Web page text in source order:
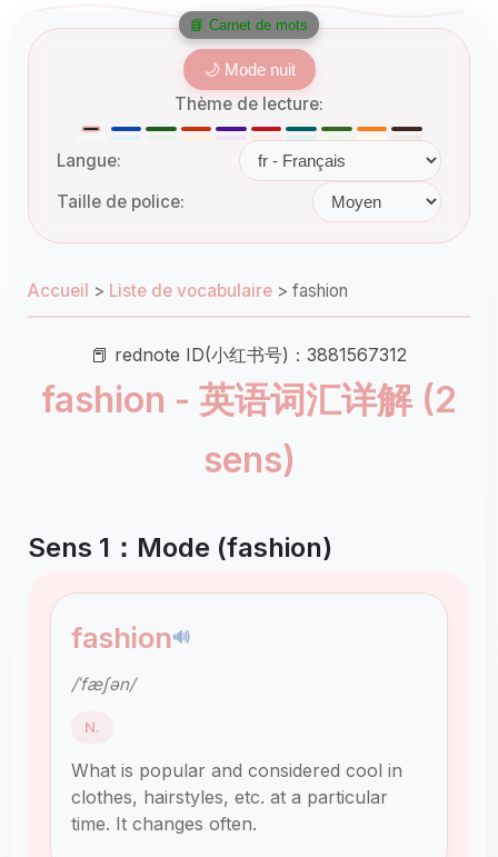
🌙 Mode nuit
Thème de lecture:
Langue:
Taille de police:
Accueil > Liste de vocabulaire > fashion
📕 rednote ID(小红书号)：3881567312
fashion - 英语词汇详解 (2
sens)
Sens 1：Mode (fashion)
fashion🔊
/ˈfæʃən/
N.
What is popular and considered cool in
clothes, hairstyles, etc. at a particular
time. It changes often.
📘 Carnet de mots